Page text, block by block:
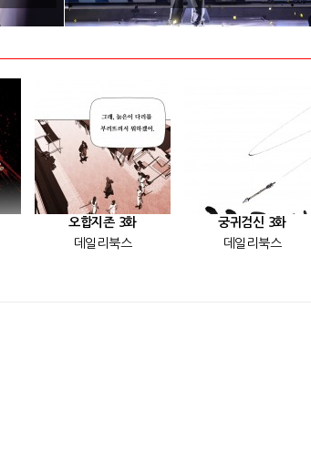
오합지존 3화
데일리북스
궁귀검신 3화
데일리북스